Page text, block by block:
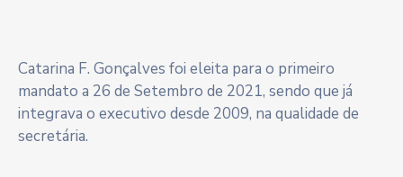
Catarina F. Gonçalves foi eleita para o primeiro
mandato a 26 de Setembro de 2021, sendo que já
integrava o executivo desde 2009, na qualidade de
secretária.